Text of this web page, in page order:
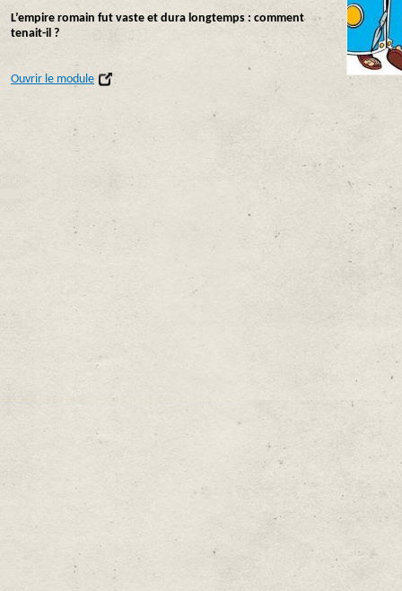
L’empire romain fut vaste et dura longtemps : comment
tenait-il ?
Ouvrir le module